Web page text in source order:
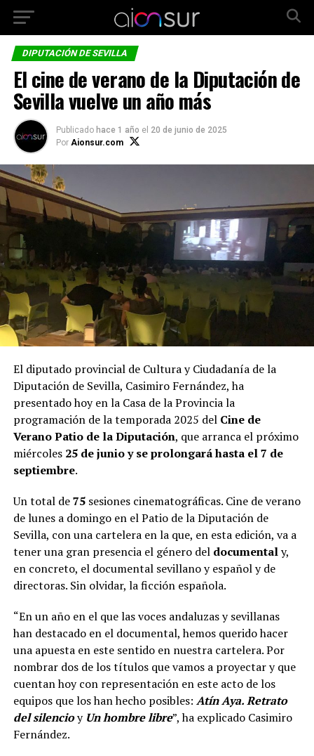
DIPUTACIÓN DE SEVILLA
El cine de verano de la Diputación de
Sevilla vuelve un año más
Publicado hace 1 año el 20 de junio de 2025
Por Aionsur.com
El diputado provincial de Cultura y Ciudadanía de la
Diputación de Sevilla, Casimiro Fernández, ha
presentado hoy en la Casa de la Provincia la
programación de la temporada 2025 del Cine de
Verano Patio de la Diputación, que arranca el próximo
miércoles 25 de junio y se prolongará hasta el 7 de
septiembre.
Un total de75 sesiones cinematográficas. Cine de verano
de lunes a domingo en el Patio de la Diputación de
Sevilla, con una cartelera en la que, en esta edición, va a
tener una gran presencia el género del documentaly,
en concreto, el documental sevillano y español y de
directoras. Sin olvidar, la ficción española.
“En un año en el que las voces andaluzas y sevillanas
han destacado en el documental, hemos querido hacer
una apuesta en este sentido en nuestra cartelera. Por
nombrar dos de los títulos que vamos a proyectar y que
cuentan hoy con representación en este acto de los
equipos que los han hecho posibles: Atín Aya. Retrato
del silencioy Un hombre libre”, ha explicado Casimiro
Fernández.